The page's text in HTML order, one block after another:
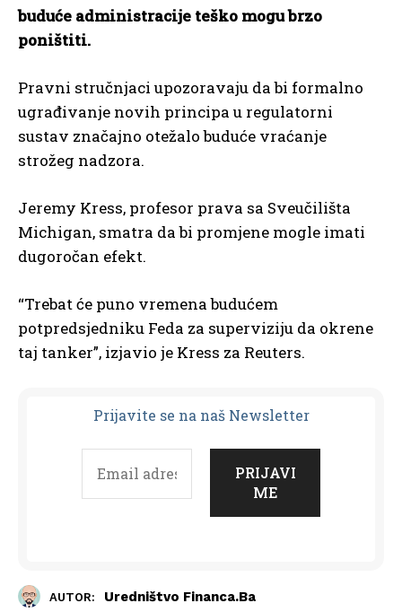
buduće administracije teško mogu brzo
poništiti.
Pravni stručnjaci upozoravaju da bi formalno
ugrađivanje novih principa u regulatorni
sustav značajno otežalo buduće vraćanje
strožeg nadzora.
Jeremy Kress, profesor prava sa Sveučilišta
Michigan, smatra da bi promjene mogle imati
dugoročan efekt.
“Trebat će puno vremena budućem
potpredsjedniku Feda za superviziju da okrene
taj tanker”, izjavio je Kress za Reuters.
Prijavite se na naš Newsletter
AUTOR: Uredništvo Financa.ba